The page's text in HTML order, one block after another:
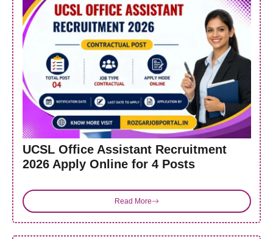
UCSL Office Assistant Recruitment
2026 Apply Online for 4 Posts
Read More